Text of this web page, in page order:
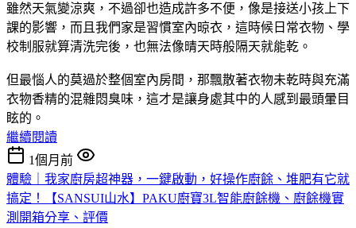
雖然天氣變涼爽，不過卻也造成許多不便，像是接送小孩上下
課的影響，而且我們家是習慣室內晾衣，這時候日常衣物、學
校制服就算清洗完後，也無法像晴天時般隔天就能乾。
但最惱人的莫過於整個室內房間，那飄散著衣物未乾時與充滿
衣物香精的混雜悶臭味，這才是讓身處其中的人感到最頭暈目
眩的。
繼續閱讀
1個月前
體驗｜我家廚房超神器，一鍵啟動，好操作廚餘、堆肥有它就
搞定！【SANSUI山水】PAKU廚寶3L智能廚餘機、廚餘機實
測開箱分享、評價